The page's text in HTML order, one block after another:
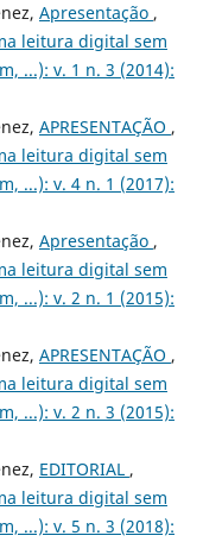
Apresentação ,
leitura digital sem
...): v. 1 n. 3 (2014):
APRESENTAÇÃO ,
leitura digital sem
...): v. 4 n. 1 (2017):
Apresentação ,
leitura digital sem
...): v. 2 n. 1 (2015):
APRESENTAÇÃO ,
leitura digital sem
...): v. 2 n. 3 (2015):
EDITORIAL ,
leitura digital sem
...): v. 5 n. 3 (2018):